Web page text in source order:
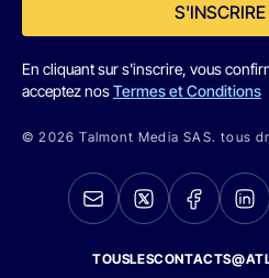
S'INSCRIRE
En cliquant sur s'inscrire, vous
acceptez nosTermes et Conditions
© 2026 Talmont Media SAS. tous